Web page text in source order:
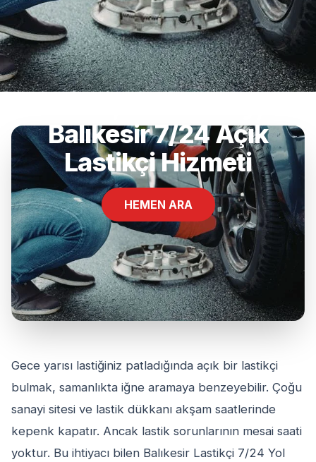
Balıkesir 7/24 Açık
Lastikçi Hizmeti
HEMEN ARA
Gece yarısı lastiğiniz patladığında açık bir lastikçi
bulmak, samanlıkta iğne aramaya benzeyebilir. Çoğu
sanayi sitesi ve lastik dükkanı akşam saatlerinde
kepenk kapatır. Ancak lastik sorunlarının mesai saati
yoktur. Bu ihtiyacı bilen Balıkesir Lastikçi 7/24 Yol